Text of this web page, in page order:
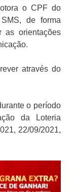
o CPF do
de forma
as orientações
através do
o período
da Loteria
22/09/2021,